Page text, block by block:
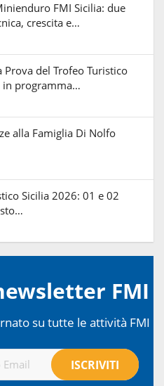
FMI Sicilia: due
crescita e…
Prova del Trofeo Turistico
in programma…
alla Famiglia Di Nolfo
Sicilia 2026: 01 e 02
FMI
su tutte le attività FMI